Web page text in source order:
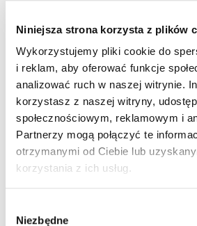
Niniejsza strona korzysta z plików
Wykorzystujemy pliki cookie do
i reklam, aby oferować funkcje
analizować ruch w naszej witrynie.
korzystasz z naszej witryny,
społecznościowym, reklamowym i
Partnerzy mogą połączyć te
otrzymanymi od Ciebie lub
korzystania z ich usług.
zgody
Niezbędne
Dostawa i montaż:
Komoda do samodzielnego
czytelną instrukcję
Czas realizacji: 10-15 dni roboczych
Uwaga:kurierzy nie mają obowiązku
mieszkań ani na piętra – prosimy
odbioru przesyłki